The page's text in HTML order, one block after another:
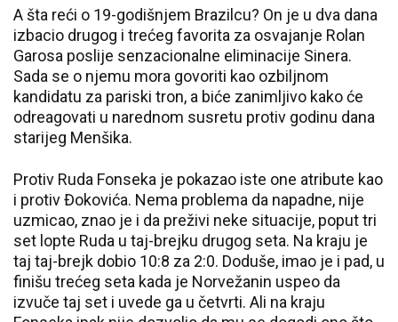
A šta reći o 19-godišnjem Brazilcu? On je u dva dana
izbacio drugog i trećeg favorita za osvajanje Rolan
Garosa poslije senzacionalne eliminacije Sinera.
Sada se o njemu mora govoriti kao ozbiljnom
kandidatu za pariski tron, a biće zanimljivo kako će
odreagovati u narednom susretu protiv godinu dana
starijeg Menšika.
Protiv Ruda Fonseka je pokazao iste one atribute kao
i protiv Đokovića. Nema problema da napadne, nije
uzmicao, znao je i da preživi neke situacije, poput tri
set lopte Ruda u taj-brejku drugog seta. Na kraju je
taj taj-brejk dobio 10:8 za 2:0. Doduše, imao je i pad, u
finišu trećeg seta kada je Norvežanin uspeo da
izvuče taj set i uvede ga u četvrti. Ali na kraju